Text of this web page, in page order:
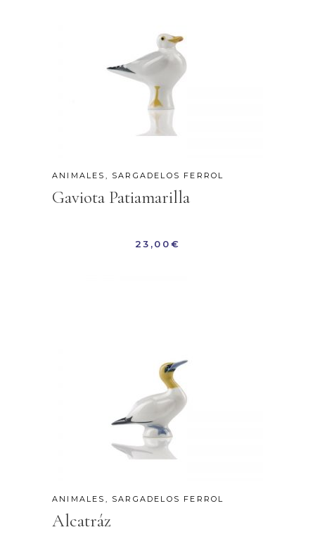
ANIMALES , SARGADELOS FERROL
Gaviota Patiamarilla
23,00€
ANIMALES , SARGADELOS FERROL
Alcatráz